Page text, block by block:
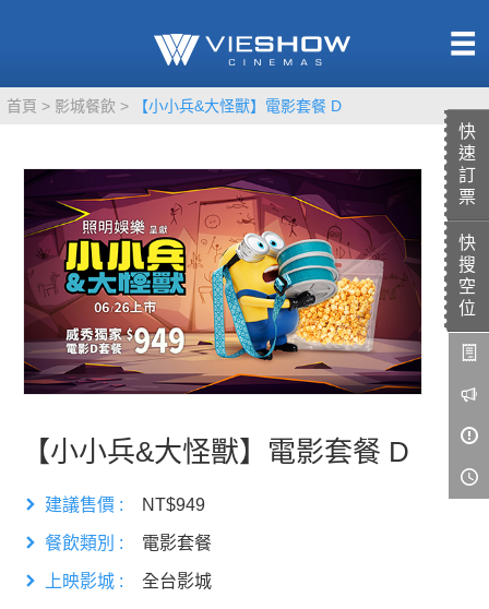
快
速
訂
票
快
搜
空
位
首頁 影城餐飲 【小小兵&大怪獸】電影套餐 D
【小小兵&大怪獸】電影套餐 D
建議售價 : NT$949
餐飲類別 : 電影套餐
上映影城 : 全台影城
熱售中
TITAN SCREEN
MUCROWN
IMAX
4DX
VR 演唱會
GOLD CLASS
LIVE演唱會
影城餐飲
UNICORN
影城公告